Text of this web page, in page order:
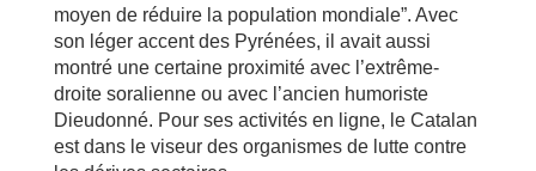
moyen de réduire la population mondiale”. Avec
son léger accent des Pyrénées, il avait aussi
montré une certaine proximité avec l’extrême-
droite soralienne ou avec l’ancien humoriste
Dieudonné. Pour ses activités en ligne, le Catalan
est dans le viseur des organismes de lutte contre